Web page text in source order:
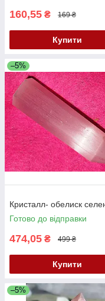
160,55 ₴ 169 ₴
Купити
–5%
Кристалл- обелиск
Готово до відправки
474,05 ₴ 499 ₴
Купити
–5%